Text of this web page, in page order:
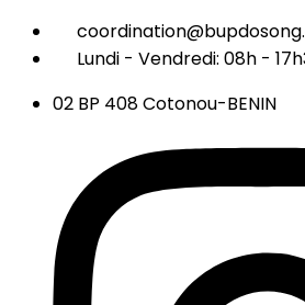
Lundi - Vendredi: 08h -
02 BP 408 Cotonou-BENIN